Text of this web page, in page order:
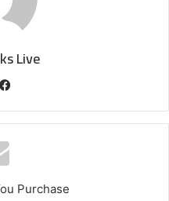
Live
We
bo
Purchase